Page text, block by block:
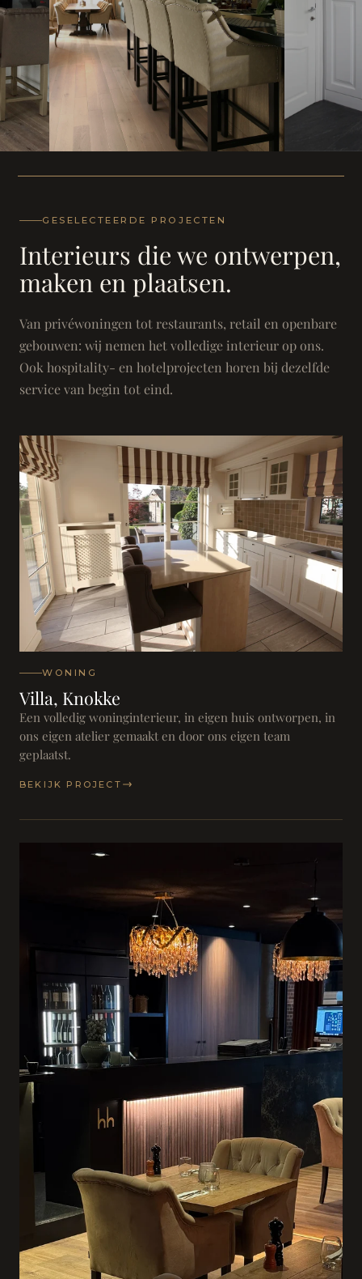
Landhuis - Grimbergen
GESELECTEERDE PROJECTEN
Interieurs die we ontwerpen,
maken en plaatsen.
Van privéwoningen tot restaurants, retail en openbare
gebouwen: wij nemen het volledige interieur op ons.
Ook hospitality- en hotelprojecten horen bij dezelfde
service van begin tot eind.
WONING
Villa, Knokke
Een volledig woninginterieur, in eigen huis ontworpen, in
ons eigen atelier gemaakt en door ons eigen team
geplaatst.
BEKIJK PROJECT